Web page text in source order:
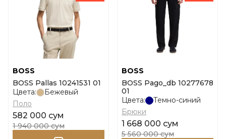
BOSS
BOSS Pallas 10241531 01
Цвета:
Бежевый
Поло
582 000 сум
1 940 000 сум
BOSS
BOSS Pago_db 10277678
01
Цвета:
Темно-синий
Брюки
1 668 000 сум
5 560 000 сум